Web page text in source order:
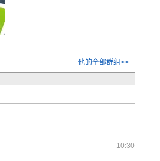
他的全部群组>>
10:30